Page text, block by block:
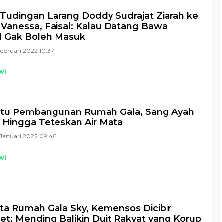
Larang Doddy Sudrajat Ziarah ke
Faisal: Kalau Datang Bawa
Gak Boleh Masuk
2022 10:37
Pembangunan Rumah Gala, Sang Ayah
Hingga Teteskan Air Mata
2022 09:40
Rumah Gala Sky, Kemensos Dicibir
Mending Balikin Duit Rakyat yang Korup